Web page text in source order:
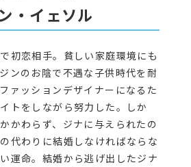
・イェソル
初恋相手。貧しい家庭環境にも
ンのお陰で不遇な子供時代を耐
ァッションデザイナーになるた
トをしながら努力した。しか
かわらず、ジナに与えられたの
代わりに結婚しなければならな
運命。結婚から逃げ出したジナ